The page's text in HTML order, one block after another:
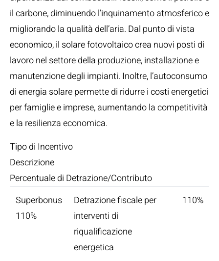
il carbone, diminuendo l’inquinamento atmosferico e
migliorando la qualità dell’aria. Dal punto di vista
economico, il solare fotovoltaico crea nuovi posti di
lavoro nel settore della produzione, installazione e
manutenzione degli impianti. Inoltre, l’autoconsumo
di energia solare permette di ridurre i costi energetici
per famiglie e imprese, aumentando la competitività
e la resilienza economica.
Tipo di Incentivo
Descrizione
Percentuale di Detrazione/Contributo
Superbonus
110%
Detrazione fiscale per
interventi di
riqualificazione
energetica
110%